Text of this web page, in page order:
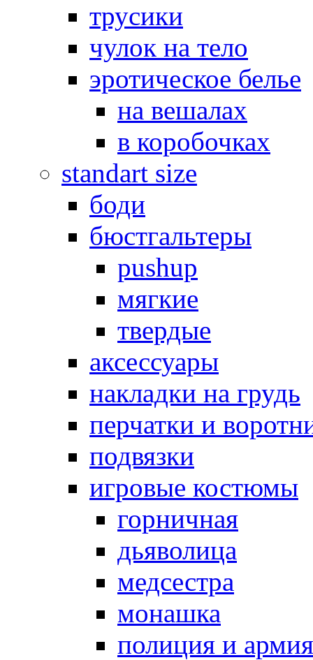
трусики
чулок на тело
эротическое белье
на вешалах
в коробочках
standart size
боди
бюстгальтеры
pushup
мягкие
твердые
аксессуары
накладки на грудь
перчатки и
подвязки
игровые костюмы
горничная
дьяволица
медсестра
монашка
полиция и армия